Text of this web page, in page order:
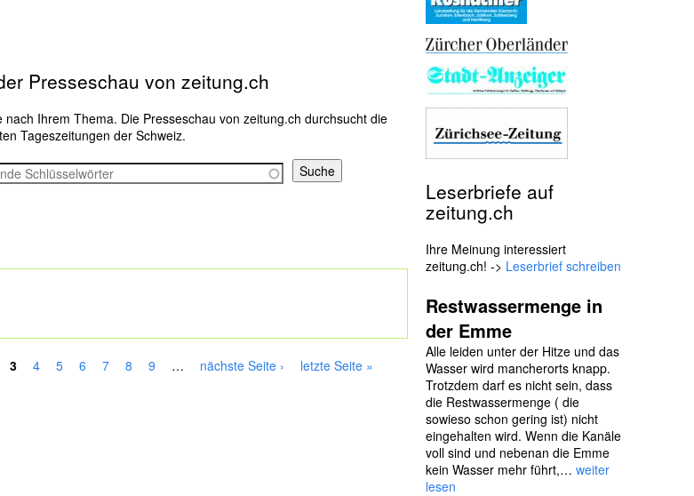
Presseschau von zeitung.ch
Ihrem Thema. Die Presseschau von zeitung.ch durchsucht die
Tageszeitungen der Schweiz.
3 4 5 6 7 8 9 … nächste Seite › letzte Seite »
Leserbriefe auf
zeitung.ch
Ihre Meinung interessiert
zeitung.ch! -> Leserbrief schreiben
Restwassermenge in
der Emme
Alle leiden unter der Hitze und das
Wasser wird mancherorts knapp.
Trotzdem darf es nicht sein, dass
die Restwassermenge ( die
sowieso schon gering ist) nicht
eingehalten wird. Wenn die Kanäle
voll sind und nebenan die Emme
kein Wasser mehr führt,… weiter
lesen